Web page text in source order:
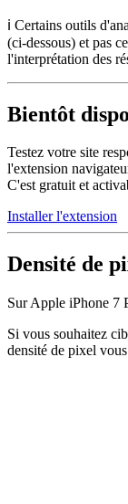
ℹ️ Certains outils
(ci-dessous) et pas
l'interprétation des
Bientôt
Testez votre site
l'extension
C'est gratuit et
Installer l'extension
Densité de
Sur Apple iPhone 7
Si vous souhaitez
densité de pixel